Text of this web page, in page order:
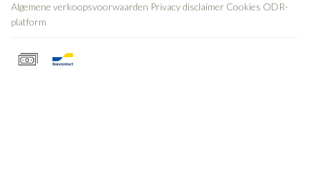
Algemene verkoopsvoorwaarden Privacy disclaimer Cookies ODR-
platform